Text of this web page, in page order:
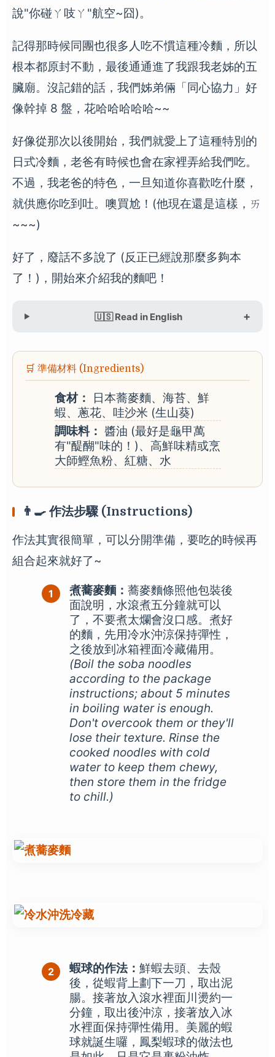
說"你碰ㄚ吱ㄚ"航空~囧)。
記得那時候同團也很多人吃不慣這種冷麵，所以
根本都原封不動，最後通通進了我跟我老姊的五
臟廟。沒記錯的話，我們姊弟倆「同心協力」好
像幹掉 8 盤，花哈哈哈哈哈~~
好像從那次以後開始，我們就愛上了這種特別的
日式冷麵，老爸有時候也會在家裡弄給我們吃。
不過，我老爸的特色，一旦知道你喜歡吃什麼，
就供應你吃到吐。噢買尬！(他現在還是這樣，ㄞ
~~~)
好了，廢話不多說了 (反正已經說那麼多夠本
了！)，開始來介紹我的麵吧！
🇺🇸 Read in English
🛒 準備材料 (Ingredients)
食材：
日本蕎麥麵、海苔、鮮
蝦、蔥花、哇沙米 (生山葵)
調味料： 醬油 (最好是龜甲萬
有"醍醐"味的！)、高鮮味精或烹
大師鰹魚粉、紅糖、水
👨‍🍳 作法步驟 (Instructions)
作法其實很簡單，可以分開準備，要吃的時候再
組合起來就好了~
煮蕎麥麵： 蕎麥麵條照他包裝後
面說明，水滾煮五分鐘就可以
了，不要煮太爛會沒口感。煮好
的麵，先用冷水沖涼保持彈性，
之後放到冰箱裡面冷藏備用。
(Boil the soba noodles
according to the package
instructions; about 5 minutes
in boiling water is enough.
Don't overcook them or they'll
lose their texture. Rinse the
cooked noodles with cold
water to keep them chewy,
then store them in the fridge
to chill.)
蝦球的作法： 鮮蝦去頭、去殼
後，從蝦背上劃下一刀，取出泥
腸。接著放入滾水裡面川燙約一
分鐘，取出後沖涼，接著放入冰
水裡面保持彈性備用。美麗的蝦
球就誕生囉，鳳梨蝦球的做法也